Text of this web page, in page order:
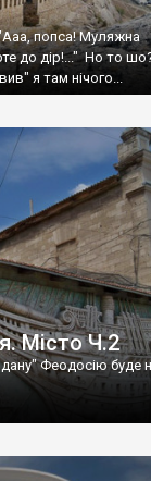
попса! Муляжна
до дір!..." Но то
я там нічого...
Місто Ч.2
Феодосію буде